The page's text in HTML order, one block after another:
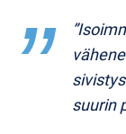
suurin